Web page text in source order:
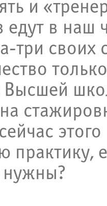
и
едут в наш
три своих
Высшей
практику,
нужны?